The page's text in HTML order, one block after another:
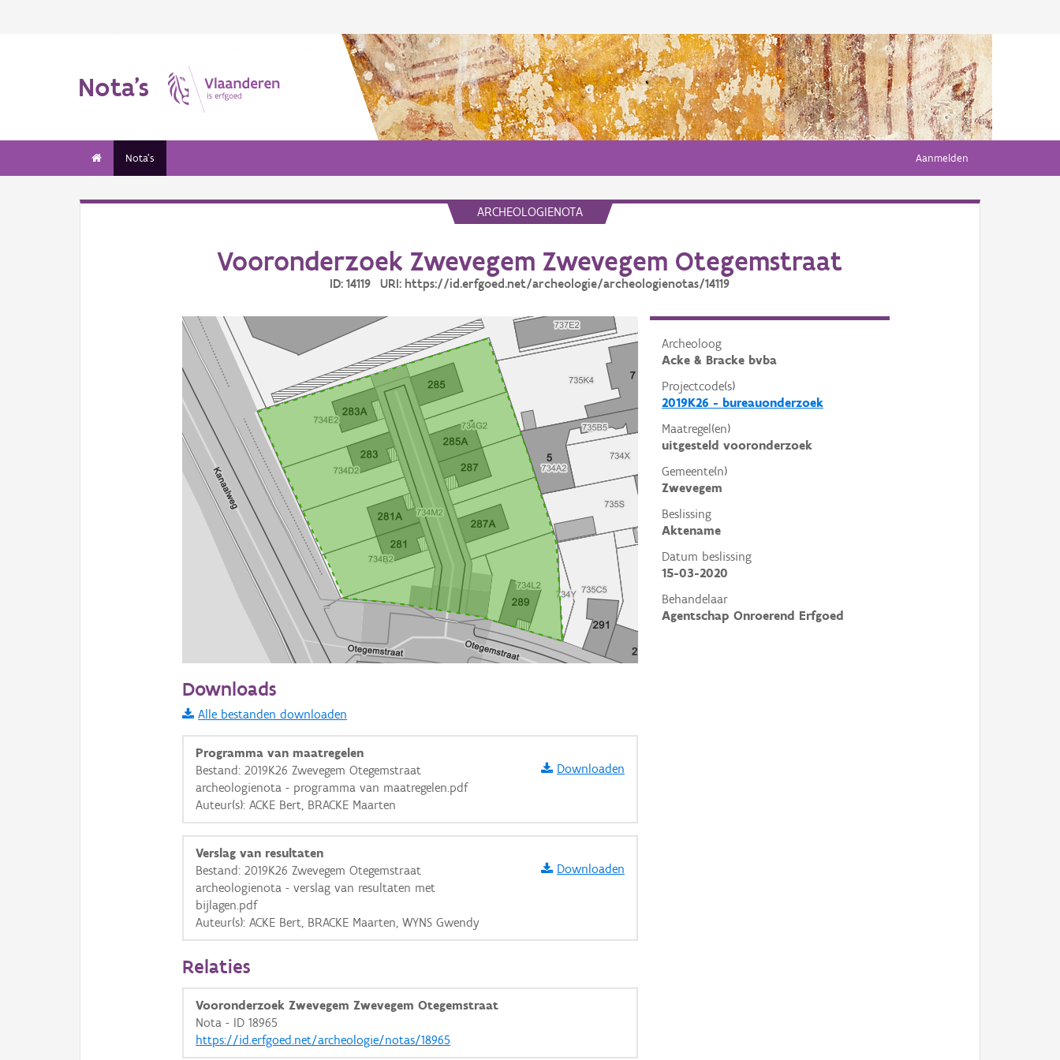
Nota's
Nota's Aanmelden
ARCHEOLOGIENOTA
Vooronderzoek Zwevegem Zwevegem Otegemstraat
ID: 14119 URI: https://id.erfgoed.net/archeologie/archeologienotas/14119
Archeoloog
Acke & Bracke bvba
Projectcode(s)
2019K26 - bureauonderzoek
Maatregel(en)
uitgesteld vooronderzoek
Gemeente(n)
Zwevegem
Beslissing
Aktename
Datum beslissing
15-03-2020
Behandelaar
Agentschap Onroerend Erfgoed
Informatie Vlaanderen
i
+ −
Basis Lagen
OSM-Basiskaart
Ortho
GRB-Basiskaart
GRB-Basiskaart in grijswaarden
Downloads
Alle bestanden downloaden
Programma van maatregelen
Bestand: 2019K26 Zwevegem Otegemstraat
archeologienota - programma van maatregelen.pdf
Auteur(s): ACKE Bert, BRACKE Maarten
Downloaden
Verslag van resultaten
Bestand: 2019K26 Zwevegem Otegemstraat
archeologienota - verslag van resultaten met
bijlagen.pdf
Auteur(s): ACKE Bert, BRACKE Maarten, WYNS Gwendy
Downloaden
Relaties
Vooronderzoek Zwevegem Zwevegem Otegemstraat
Nota - ID 18965
https://id.erfgoed.net/archeologie/notas/18965